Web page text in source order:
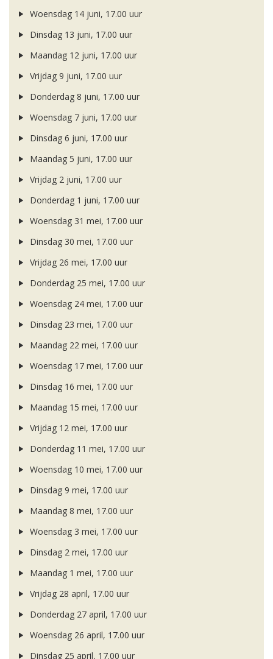
Woensdag 14 juni, 17.00 uur
Dinsdag 13 juni, 17.00 uur
Maandag 12 juni, 17.00 uur
Vrijdag 9 juni, 17.00 uur
Donderdag 8 juni, 17.00 uur
Woensdag 7 juni, 17.00 uur
Dinsdag 6 juni, 17.00 uur
Maandag 5 juni, 17.00 uur
Vrijdag 2 juni, 17.00 uur
Donderdag 1 juni, 17.00 uur
Woensdag 31 mei, 17.00 uur
Dinsdag 30 mei, 17.00 uur
Vrijdag 26 mei, 17.00 uur
Donderdag 25 mei, 17.00 uur
Woensdag 24 mei, 17.00 uur
Dinsdag 23 mei, 17.00 uur
Maandag 22 mei, 17.00 uur
Woensdag 17 mei, 17.00 uur
Dinsdag 16 mei, 17.00 uur
Maandag 15 mei, 17.00 uur
Vrijdag 12 mei, 17.00 uur
Donderdag 11 mei, 17.00 uur
Woensdag 10 mei, 17.00 uur
Dinsdag 9 mei, 17.00 uur
Maandag 8 mei, 17.00 uur
Woensdag 3 mei, 17.00 uur
Dinsdag 2 mei, 17.00 uur
Maandag 1 mei, 17.00 uur
Vrijdag 28 april, 17.00 uur
Donderdag 27 april, 17.00 uur
Woensdag 26 april, 17.00 uur
Dinsdag 25 april, 17.00 uur